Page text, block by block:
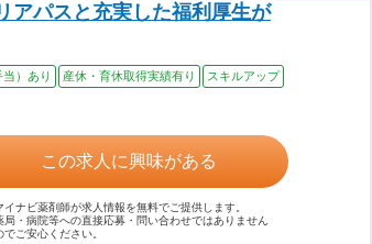
アパスと充実した福利厚生が
）あり 産休・育休取得実績有り
スキルアップ
この求人に興味がある
イナビ薬剤師が求人情報を無料でご提供します。
局・病院等への直接応募・問い合わせではありません
でご安心ください。